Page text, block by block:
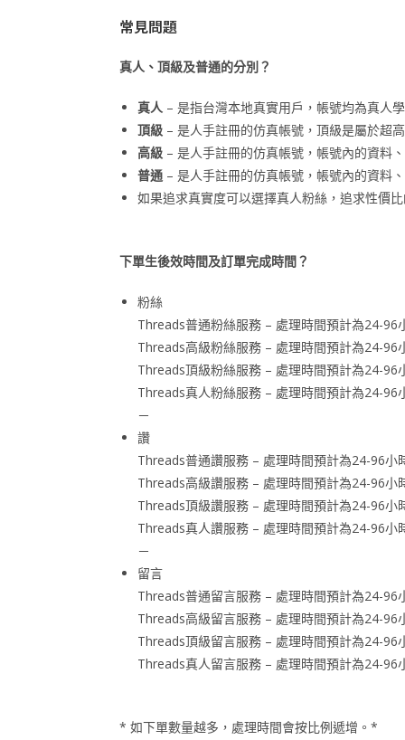
常見問題
真人、頂級及普通的分別？
真人 – 是指台灣本地真實用戶，帳號均為真人
頂級 – 是人手註冊的仿真帳號，頂級是屬於超
高級 – 是人手註冊的仿真帳號，帳號內的資料
普通 – 是人手註冊的仿真帳號，帳號內的資料
如果追求真實度可以選擇真人粉絲，追求性價
下單生後效時間及訂單完成時間？
粉絲
Threads普通粉絲服務 – 處理時間預計為24-96
Threads高級粉絲服務 – 處理時間預計為24-96
Threads頂級粉絲服務 – 處理時間預計為24-96
Threads真人粉絲服務 – 處理時間預計為24-96
－
讚
Threads普通讚服務 – 處理時間預計為24-96小
Threads高級讚服務 – 處理時間預計為24-96小
Threads頂級讚服務 – 處理時間預計為24-96小
Threads真人讚服務 – 處理時間預計為24-96小
－
留言
Threads普通留言服務 – 處理時間預計為24-96
Threads高級留言服務 – 處理時間預計為24-96
Threads頂級留言服務 – 處理時間預計為24-96
Threads真人留言服務 – 處理時間預計為24-96
* 如下單數量越多，處理時間會按比例遞增。*